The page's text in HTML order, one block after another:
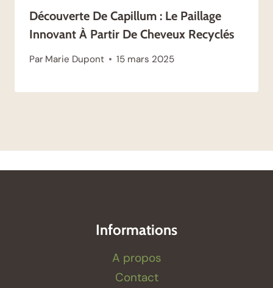
Découverte De Capillum : Le Paillage
Innovant À Partir De Cheveux Recyclés
Par Marie Dupont 15 mars 2025
Informations
A propos
Contact